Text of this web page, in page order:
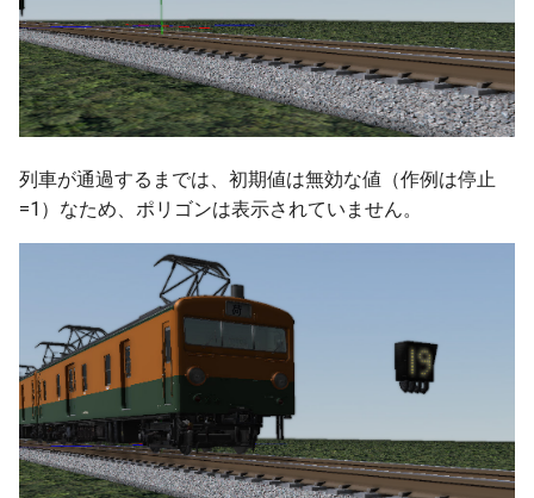
列車が通過するまでは、初期値は無効な値（作例は停止
=1）なため、ポリゴンは表示されていません。